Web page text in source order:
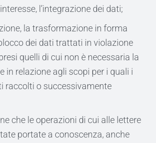
l’integrazione dei dati;
la trasformazione in forma
dei dati trattati in violazione
quelli di cui non è necessaria la
in relazione agli scopi per i quali i
raccolti o successivamente
che le operazioni di cui alle lettere
portate a conoscenza, anche